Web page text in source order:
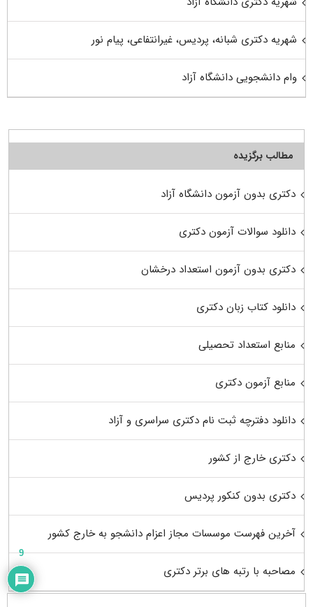
شهریه دکتری شبانه، پردیس، غیرانتفاعی، پیام نور
وام دانشجویی دانشگاه آزاد
مطالب برگزیده
دکتری بدون آزمون دانشگاه آزاد
دانلود سوالات آزمون دکتری
دکتری بدون آزمون استعداد درخشان
دانلود کتاب زبان دکتری
منابع استعداد تحصیلی
منابع آزمون دکتری
دانلود دفترچه ثبت نام دکتری سراسری و آزاد
دکتری خارج از کشور
دکتری بدون کنکور پردیس
آخرین فهرست موسسات مجاز اعزام دانشجو به خارج کشور
مصاحبه با رتبه های برتر دکتری
9